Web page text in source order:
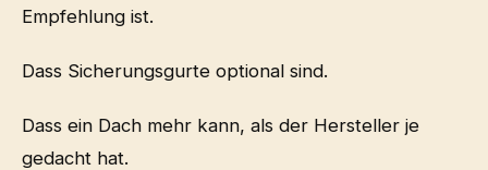
Empfehlung ist.
Dass Sicherungsgurte optional sind.
Dass ein Dach mehr kann, als der Hersteller je
gedacht hat.